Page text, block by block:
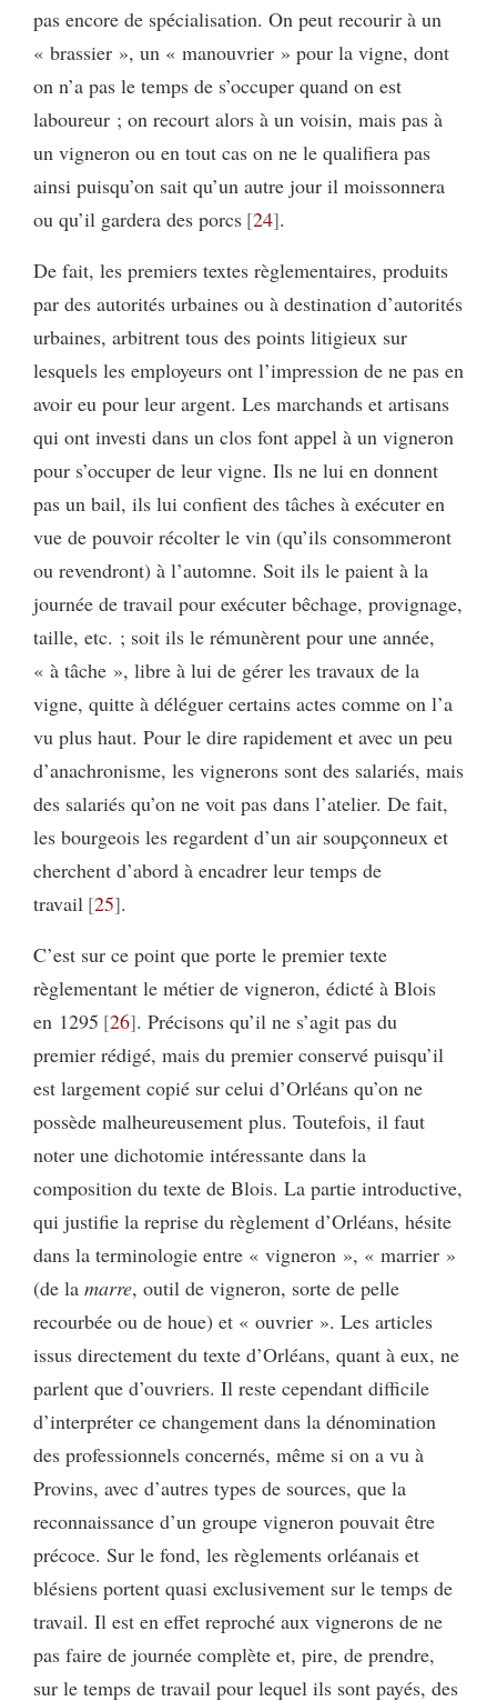
pas encore de spécialisation. On peut recourir à un
« brassier », un « manouvrier » pour la vigne, dont
on n’a pas le temps de s’occuper quand on est
laboureur ; on recourt alors à un voisin, mais pas à
un vigneron ou en tout cas on ne le qualifiera pas
ainsi puisqu’on sait qu’un autre jour il moissonnera
ou qu’il gardera des porcs 24 .
De fait, les premiers textes règlementaires, produits
par des autorités urbaines ou à destination d’autorités
urbaines, arbitrent tous des points litigieux sur
lesquels les employeurs ont l’impression de ne pas en
avoir eu pour leur argent. Les marchands et artisans
qui ont investi dans un clos font appel à un vigneron
pour s’occuper de leur vigne. Ils ne lui en donnent
pas un bail, ils lui confient des tâches à exécuter en
vue de pouvoir récolter le vin (qu’ils consommeront
ou revendront) à l’automne. Soit ils le paient à la
journée de travail pour exécuter bêchage, provignage,
taille, etc. ; soit ils le rémunèrent pour une année,
« à tâche », libre à lui de gérer les travaux de la
vigne, quitte à déléguer certains actes comme on l’a
vu plus haut. Pour le dire rapidement et avec un peu
d’anachronisme, les vignerons sont des salariés, mais
des salariés qu’on ne voit pas dans l’atelier. De fait,
les bourgeois les regardent d’un air soupçonneux et
cherchent d’abord à encadrer leur temps de
travail 25 .
C’est sur ce point que porte le premier texte
règlementant le métier de vigneron, édicté à Blois
en 1295 26 . Précisons qu’il ne s’agit pas du
premier rédigé, mais du premier conservé puisqu’il
est largement copié sur celui d’Orléans qu’on ne
possède malheureusement plus. Toutefois, il faut
noter une dichotomie intéressante dans la
composition du texte de Blois. La partie introductive,
qui justifie la reprise du règlement d’Orléans, hésite
dans la terminologie entre « vigneron », « marrier »
(de la marre, outil de vigneron, sorte de pelle
recourbée ou de houe) et « ouvrier ». Les articles
issus directement du texte d’Orléans, quant à eux, ne
parlent que d’ouvriers. Il reste cependant difficile
d’interpréter ce changement dans la dénomination
des professionnels concernés, même si on a vu à
Provins, avec d’autres types de sources, que la
reconnaissance d’un groupe vigneron pouvait être
précoce. Sur le fond, les règlements orléanais et
blésiens portent quasi exclusivement sur le temps de
travail. Il est en effet reproché aux vignerons de ne
pas faire de journée complète et, pire, de prendre,
sur le temps de travail pour lequel ils sont payés, des